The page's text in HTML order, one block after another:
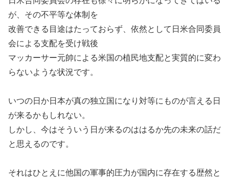
が、その不平等な体制を
改善できる目途はたっておらず、依然として日米合同委員
会による支配を受け戦後
マッカーサー元帥による米国の植民地支配と実質的に変わ
らないような状況です。
いつの日か日本が真の独立国になり対等にものが言える日
が来るかもしれない。
しかし、今はそういう日が来るのははるか先の未来の話だ
と思えるのです。
それはひとえに他国の軍事的圧力が国内に存在する歴然と